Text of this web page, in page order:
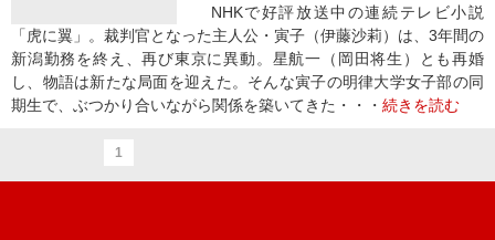
NHKで好評放送中の連続テレビ小説
「虎に翼」。裁判官となった主人公・寅子（伊藤沙莉）は、3年間の
新潟勤務を終え、再び東京に異動。星航一（岡田将生）とも再婚
し、物語は新たな局面を迎えた。そんな寅子の明律大学女子部の同
期生で、ぶつかり合いながら関係を築いてきた・・・ 続きを読む
1